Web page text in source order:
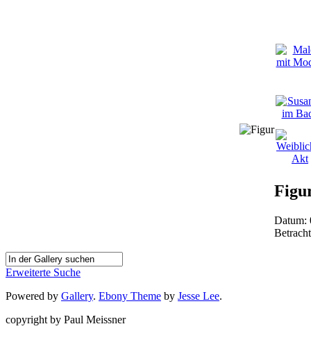
Datum:
Erweiterte Suche
Powered by Gallery. Ebony Theme by Jesse Lee.
copyright by Paul Meissner